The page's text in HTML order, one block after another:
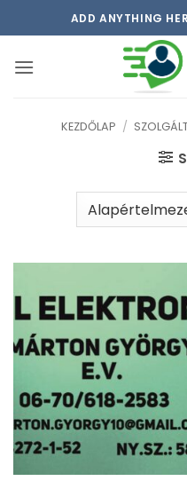
to
ADD ANYTHING
KEZDŐLAP /